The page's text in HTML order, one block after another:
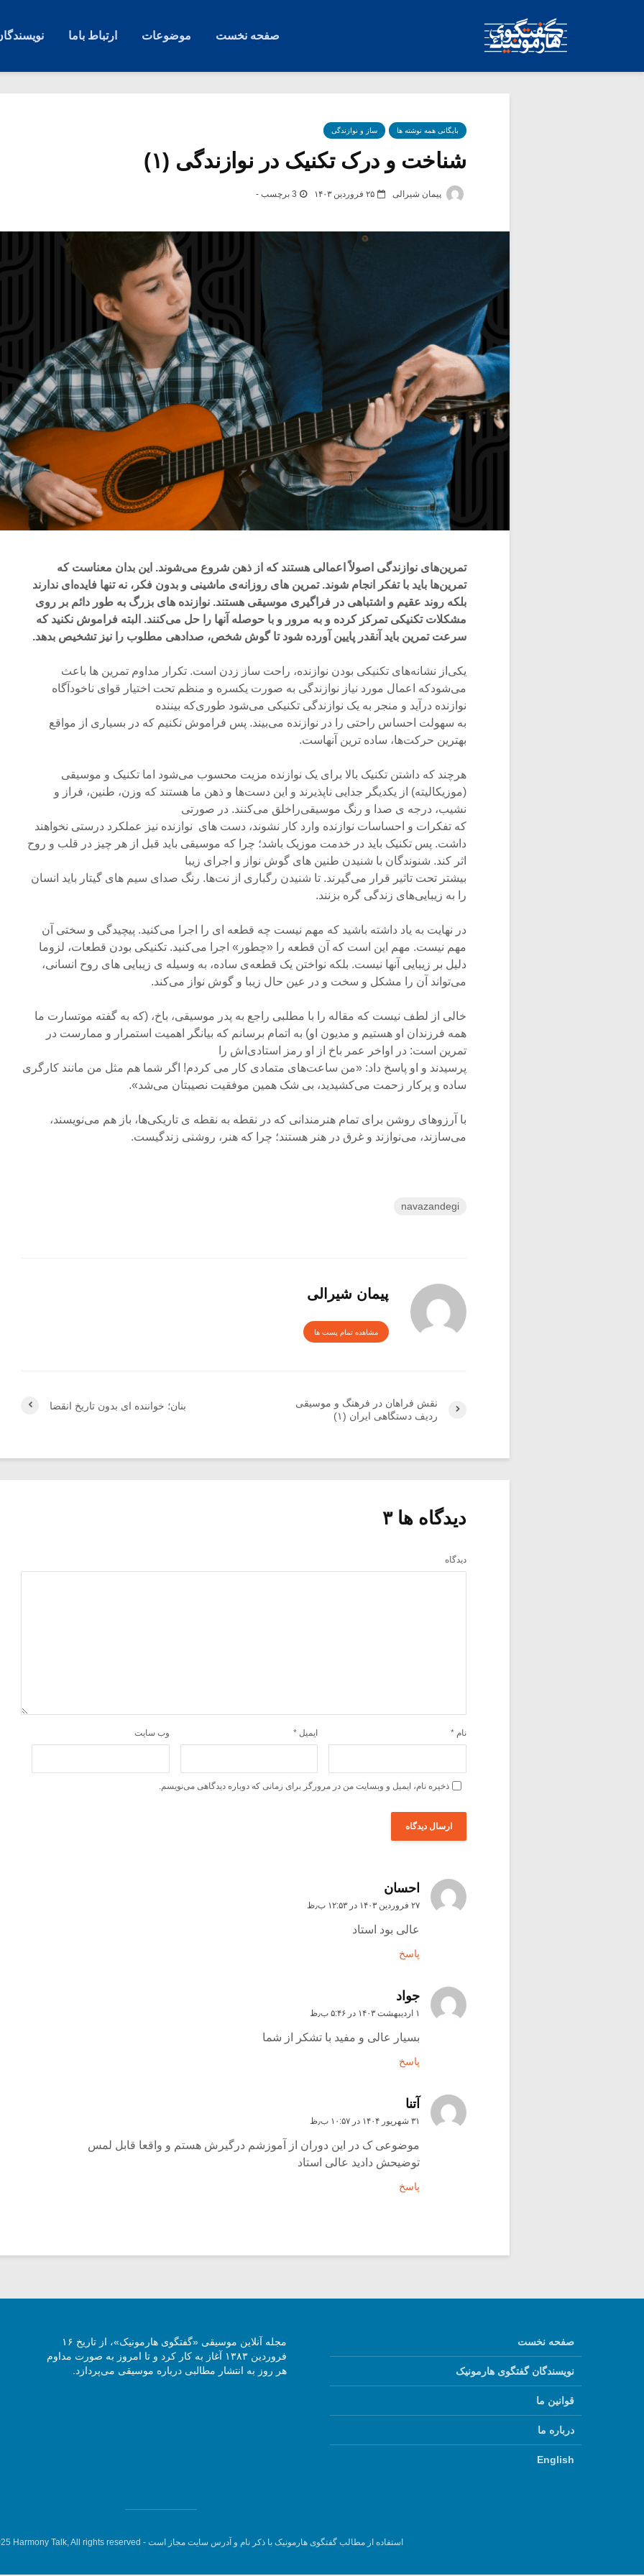
صفحه نخست موضوعات ارتباط باما
بایگانی همه نوشته ها ساز و نوازندگی
شناخت و درک تکنیک در نوازندگی (۱)
پیمان شیرالی ۲۵ فروردین ۱۴۰۳ 3 برچسب -
تمرین‌های نوازندگی اصولاً اعمالی هستند که از ذهن شروع می‌شوند. این بدان معناست که
تمرین‌ها باید با تفکر انجام شوند. تمرین های روزانه‌ی ماشینی و بدون فکر، نه تنها فایده‌ای ندارند
بلکه روند عقیم و اشتباهی در فراگیری موسیقی هستند. نوازنده های بزرگ به طور دائم بر روی
مشکلات تکنیکی تمرکز کرده و به مرور و با حوصله آنها را حل می‌کنند. البته فراموش نکنید‌ که
سرعت تمرین باید آنقدر پایین آورده شود تا گوش شخص، صدادهی مطلوب را نیز تشخیص بدهد.
یکی‌از نشانه‌های تکنیکی بودن نوازنده، راحت ساز زدن است. تکرار مداوم تمرین ها باعث
می‌شودکه اعمال مورد نیاز نوازندگی به صورت یکسره و منظم تحت اختیار قوای ناخودآگاه
نوازنده درآید و منجر به یک نوازندگی تکنیکی می‌شود طوری‌که بیننده
به سهولت احساس راحتی را در نوازنده می‌‌بیند. پس فراموش نکنیم که در بسیاری از مواقع
بهترین حرکت‌ها، ساده ترین آنهاست.
هرچند که داشتن تکنیک بالا برای یک نوازنده مزیت محسوب می‌شود اما تکنیک و موسیقی
(موزیکالیته) از یکدیگر جدایی ناپذیرند و این دست‌ها و ذهن‌ ما هستند که وزن، طنین، فراز و
نشیب، درجه ی صدا و رنگ موسیقی‌راخلق می‌کنند. در صورتی
که تفکرات و احساسات نوازنده وارد کار نشوند، دست های نوازنده نیز عملکرد درستی نخواهند
داشت. پس تکنیک باید در خدمت موزیک باشد؛ چرا که موسیقی باید قبل از هر چیز در قلب و روح
اثر کند. شنوندگان با شنیدن طنین های گوش نواز و اجرای زیبا
بیشتر تحت تاثیر قرار می‌گیرند. تا شنیدن رگباری از نت‌ها. رنگ صدای سیم های گیتار باید انسان
را به زیبایی‌‌های زندگی گره بزنند.
در نهایت به یاد داشته باشید که مهم نیست چه قطعه ای را اجرا می‌کنید. پیچیدگی و سختی آن
مهم نیست. مهم این است که آن قطعه را «چطور» اجرا می‌کنید. تکنیکی بودن قطعات، لزوما
دلیل بر زیبایی آنها نیست. بلکه نواختن یک قطعه‌ی ساده، به وسیله ی زیبایی های روح انسانی،
می‌تواند آن را مشکل و سخت و در عین حال زیبا و گوش نواز می‌کند.
خالی از لطف نیست که مقاله را با مطلبی راجع به پدر موسیقی، باخ، (که به گفته موتسارت ما
همه فرزندان او هستیم و مدیون او) به اتمام برسانم که بیانگر اهمیت استمرار و ممارست در
تمرین است: در اواخر عمر باخ از او رمز استادی‌اش را
پرسیدند و او پاسخ داد: «من ساعت‌های متمادی کار می کردم! اگر شما‌ هم مثل من مانند کارگری
ساده و پرکار زحمت می‌کشیدید، بی شک همین موفقیت نصیبتان می‌شد».
با آرزوهای روشن برای تمام هنرمندانی که در نقطه به نقطه ی تاریکی‌ها، باز هم می‌نویسند،
می‌سازند، می‌نوازند و غرق در هنر هستند؛ چرا که هنر، روشنی زندگیست.
navazandegi
پیمان شیرالی
مشاهده تمام پست ها
بنان؛ خواننده ای بدون تاریخ انقضا
نقش فراهان در فرهنگ و موسیقی
ردیف دستگاهی ایران (۱)
دیدگاه ها ۳
دیدگاه
نام * ایمیل * وب‌ سایت
ذخیره نام، ایمیل و وبسایت من در مرورگر برای زمانی که دوباره دیدگاهی می‌نویسم.
احسان
۲۷ فروردین ۱۴۰۳ در ۱۲:۵۳ ب٫ظ
عالی بود استاد
پاسخ
جواد
۱ اردیبهشت ۱۴۰۳ در ۵:۴۶ ب٫ظ
بسیار عالی و مفید با تشکر از شما
پاسخ
آتنا
۳۱ شهریور ۱۴۰۴ در ۱۰:۵۷ ب٫ظ
موضوعی ک در این دوران از آموزشم درگیرش هستم و واقعا قابل لمس
توضیحش دادید عالی استاد
پاسخ
صفحه نخست
نویسندگان گفتگوی هارمونیک
قوانین ما
درباره ما
English
مجله آنلاین موسیقی «گفتگوی هارمونیک»، از تاریخ ۱۶
فروردین ۱۳۸۳ آغاز به کار کرد و تا امروز به صورت مداوم
هر روز به انتشار مطالبی درباره موسیقی می‌پردازد.
استفاده از مطالب گفتگوی هارمونیک با ذکر نام و آدرس سایت مجاز است - Harmony Talk, All rights reserved.